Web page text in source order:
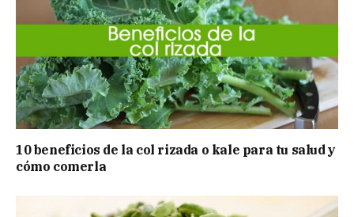
10 beneficios de la col rizada o kale para tu salud y
cómo comerla